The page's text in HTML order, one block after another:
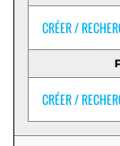
CRÉER /
CRÉER /